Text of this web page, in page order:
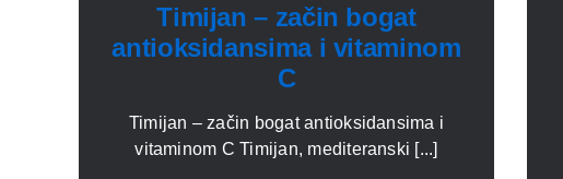
Timijan – začin bogat
antioksidansima i vitaminom
C
Timijan – začin bogat antioksidansima i
vitaminom C Timijan, mediteranski [...]